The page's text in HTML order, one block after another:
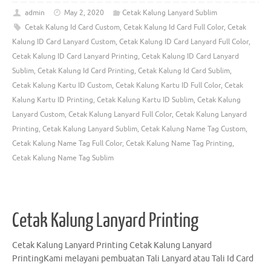
admin May 2, 2020
Cetak Kalung Lanyard Sublim
Cetak Kalung Id Card Custom, Cetak Kalung Id Card Full Color, Cetak
Kalung ID Card Lanyard Custom, Cetak Kalung ID Card Lanyard Full Color,
Cetak Kalung ID Card Lanyard Printing, Cetak Kalung ID Card Lanyard
Sublim, Cetak Kalung Id Card Printing, Cetak Kalung Id Card Sublim,
Cetak Kalung Kartu ID Custom, Cetak Kalung Kartu ID Full Color, Cetak
Kalung Kartu ID Printing, Cetak Kalung Kartu ID Sublim, Cetak Kalung
Lanyard Custom, Cetak Kalung Lanyard Full Color, Cetak Kalung Lanyard
Printing, Cetak Kalung Lanyard Sublim, Cetak Kalung Name Tag Custom,
Cetak Kalung Name Tag Full Color, Cetak Kalung Name Tag Printing,
Cetak Kalung Name Tag Sublim
Cetak Kalung Lanyard Printing
Cetak Kalung Lanyard Printing Cetak Kalung Lanyard
PrintingKami melayani pembuatan Tali Lanyard atau Tali Id Card